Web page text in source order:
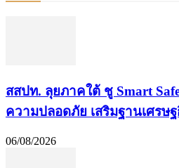
สสปท. ลุยภาคใต้ ชู Smart
ความปลอดภัย เสริมฐานเศรษ
06/08/2026